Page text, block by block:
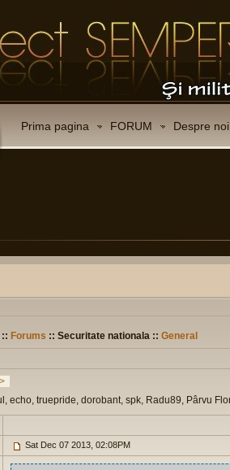
Prima pagina FORUM Despre noi
:: Forums :: Securitate nationala :: General
echo, truepride, dorobant, spk, Radu89, Pârvu
Sat Dec 07 2013, 02:08PM